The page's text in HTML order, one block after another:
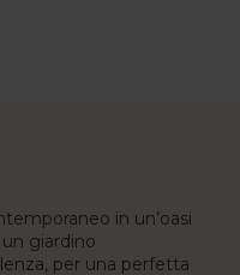
in un’oasi
giardino
per una perfetta